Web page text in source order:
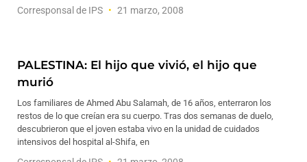
Corresponsal de IPS 21 marzo, 2008
PALESTINA: El hijo que vivió, el hijo que
murió
Los familiares de Ahmed Abu Salamah, de 16 años, enterraron los
restos de lo que creían era su cuerpo. Tras dos semanas de duelo,
descubrieron que el joven estaba vivo en la unidad de cuidados
intensivos del hospital al-Shifa, en